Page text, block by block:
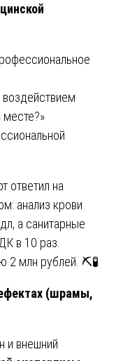
воздействием
ответил на
анализ крови
а санитарные
в 10 раз.
2 млн рублей. ⛏️🧪
(шрамы,
и внешний